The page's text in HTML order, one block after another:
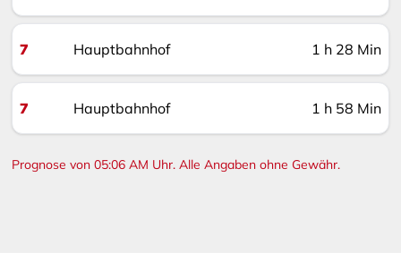
7 Hauptbahnhof 1 h 28 Min
7 Hauptbahnhof 1 h 58 Min
Prognose von 05:06 AM Uhr. Alle Angaben ohne Gewähr.